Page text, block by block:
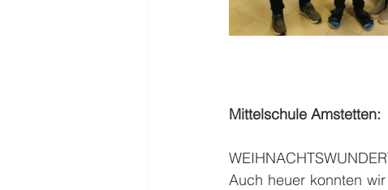
Mittelschule Amstetten:
Auch heuer konnten